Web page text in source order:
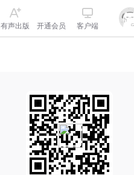
有声出版 开通会员 客户端